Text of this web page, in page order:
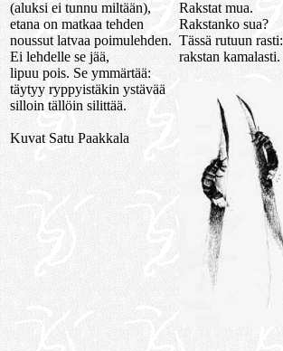
(aluksi ei tunnu miltään),
etana on matkaa tehden
noussut latvaa poimulehden.
Ei lehdelle se jää,
lipuu pois. Se ymmärtää:
täytyy ryppyistäkin ystävää
silloin tällöin silittää.
Kuvat Satu Paakkala
Rakstat mua.
Rakstanko sua?
Tässä rutuun rasti:
rakstan kamalasti.